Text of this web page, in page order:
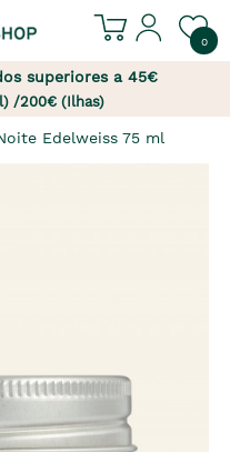
0
superiores a 45€
/200€ (Ilhas)
Edelweiss 75 ml